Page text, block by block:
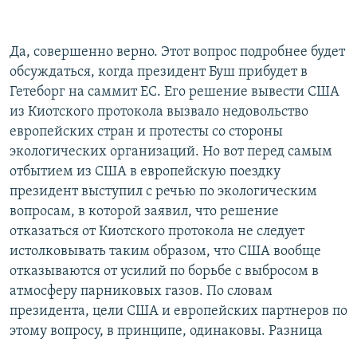
Да, совершенно верно. Этот вопрос подробнее будет
обсуждаться, когда президент Буш прибудет в
Гетеборг на саммит ЕС. Его решение вывести США
из Киотского протокола вызвало недовольство
европейских стран и протесты со стороны
экологических организаций. Но вот перед самым
отбытием из США в европейскую поездку
президент выступил с речью по экологическим
вопросам, в которой заявил, что решение
отказаться от Киотского протокола не следует
истолковывать таким образом, что США вообще
отказываются от усилий по борьбе с выбросом в
атмосферу парниковых газов. По словам
президента, цели США и европейских партнеров по
этому вопросу, в принципе, одинаковы. Разница